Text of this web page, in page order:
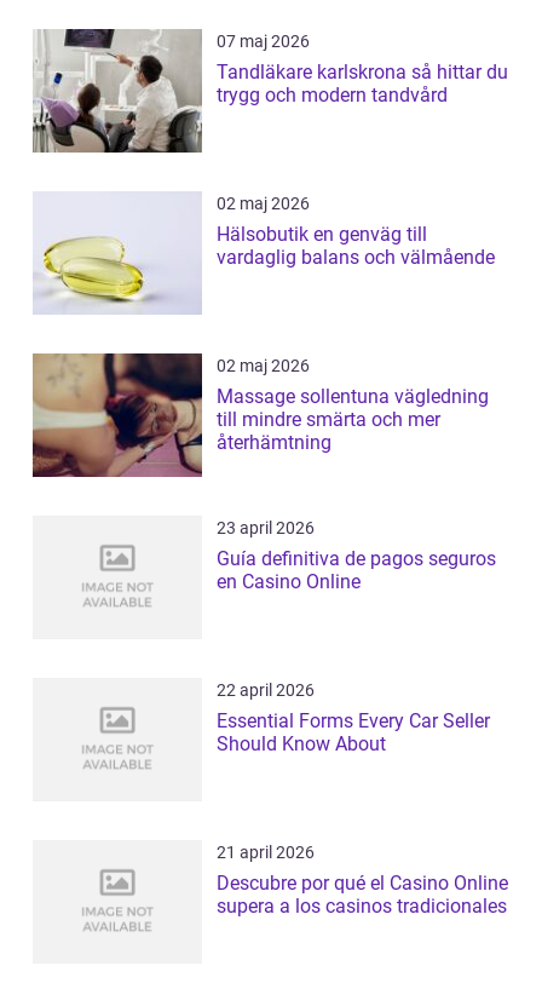
07 maj 2026
Tandläkare karlskrona så hittar du
trygg och modern tandvård
02 maj 2026
Hälsobutik en genväg till
vardaglig balans och välmående
02 maj 2026
Massage sollentuna vägledning
till mindre smärta och mer
återhämtning
23 april 2026
Guía definitiva de pagos seguros
en Casino Online
22 april 2026
Essential Forms Every Car Seller
Should Know About
21 april 2026
Descubre por qué el Casino Online
supera a los casinos tradicionales